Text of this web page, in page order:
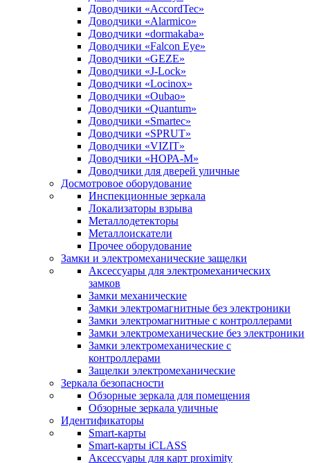
Доводчики «AccordTec»
Доводчики «Alarmico»
Доводчики «dormakaba»
Доводчики «Falcon Eye»
Доводчики «GEZE»
Доводчики «J-Lock»
Доводчики «Locinox»
Доводчики «Oubao»
Доводчики «Quantum»
Доводчики «Smartec»
Доводчики «SPRUT»
Доводчики «VIZIT»
Доводчики «НОРА-М»
Доводчики для дверей уличные
Досмотровое оборудование
Инспекционные зеркала
Локализаторы взрыва
Металлодетекторы
Металлоискатели
Прочее оборудование
Замки и электромеханические защелки
Аксессуары для электромеханических
замков
Замки механические
Замки электромагнитные без электроники
Замки электромагнитные с контроллерами
Замки электромеханические без электроники
Замки электромеханические с
контроллерами
Защелки электромеханические
Зеркала безопасности
Обзорные зеркала для помещения
Обзорные зеркала уличные
Идентификаторы
Smart-карты
Smart-карты iCLASS
Аксессуары для карт proximitу